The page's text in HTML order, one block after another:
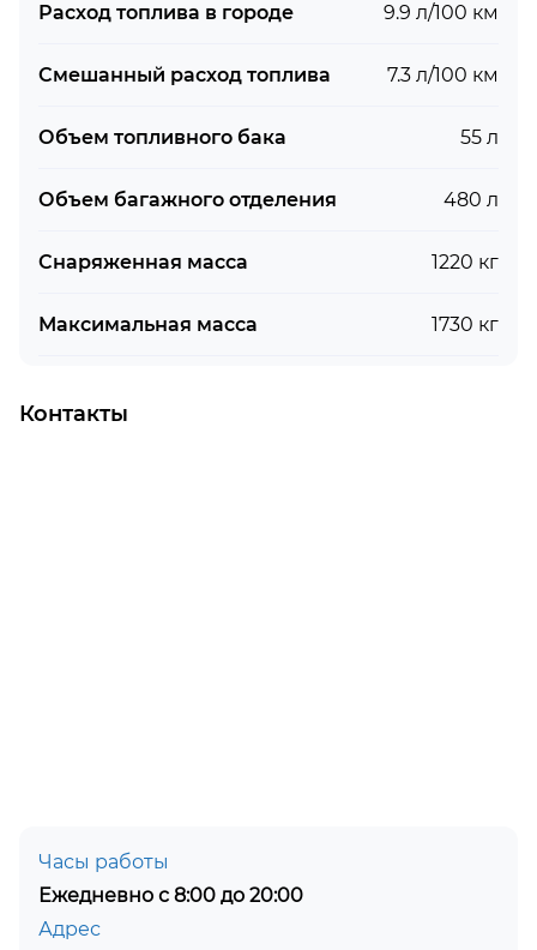
Расход топлива в городе 9.9 л/100 км
Смешанный расход топлива 7.3 л/100 км
Объем топливного бака 55 л
Объем багажного отделения 480 л
Снаряженная масса 1220 кг
Максимальная масса 1730 кг
Контакты
Часы работы
Ежедневно с 8:00 до 20:00
Адрес